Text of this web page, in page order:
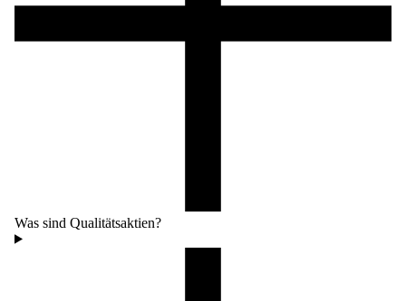
Was sind Qualitätsaktien?